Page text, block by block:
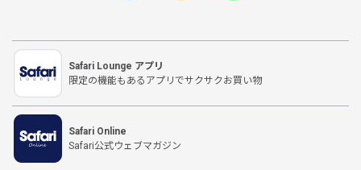
Safari Lounge アプリ
限定の機能もあるアプリでサクサクお買い物
Safari Online
Safari公式ウェブマガジン